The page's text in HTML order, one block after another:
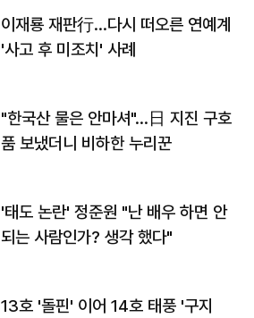
이재룡 재판行…다시 떠오른 연예계
'사고 후 미조치' 사례
"한국산 물은 안마셔"…日 지진 구호
품 보냈더니 비하한 누리꾼
'태도 논란' 정준원 "난 배우 하면 안
되는 사람인가? 생각 했다"
13호 '돌핀' 이어 14호 태풍 '구지